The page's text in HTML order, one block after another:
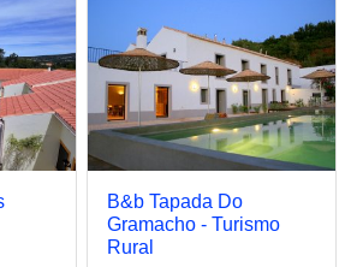
B&b Tapada Do
Gramacho - Turismo
Rural